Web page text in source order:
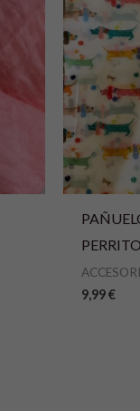
9,99€